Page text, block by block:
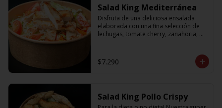
Salad King Mediterránea
Disfruta de una deliciosa ensalada
elaborada con una fina selección de
lechugas, tomate cherry, zanahoria,
$7.290
Salad King Pollo Crispy